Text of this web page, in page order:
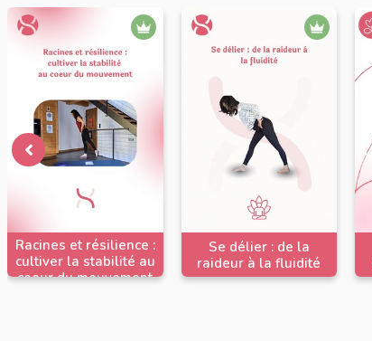
Racines et résilience :
cultiver la stabilité au
coeur du mouvement
Se délier : de la
raideur à la fluidité